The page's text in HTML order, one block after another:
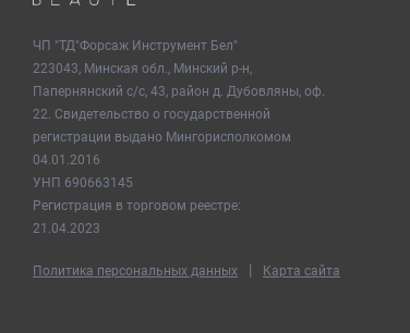
ЧП "ТД"Форсаж Инструмент Бел"
223043, Минская обл., Минский р-н,
Папернянский с/с, 43, район д. Дубовляны, оф.
22. Свидетельство о государственной
регистрации выдано Мингорисполкомом
04.01.2016
УНП 690663145
Регистрация в торговом реестре:
21.04.2023
Политика персональных данных | Карта сайта